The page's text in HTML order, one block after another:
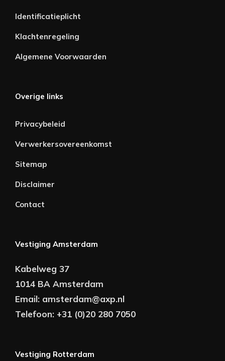
Identificatieplicht
Klachtenregeling
Algemene Voorwaarden
Overige links
Privacybeleid
Verwerkersovereenkomst
Sitemap
Disclaimer
Contact
Vestiging Amsterdam
Kabelweg 37
1014 BA Amsterdam
Email: amsterdam@axp.nl
Telefoon: +31 (0)20 280 7050
Vestiging Rotterdam